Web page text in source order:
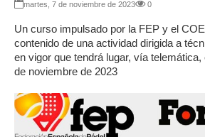
martes, 7 de noviembre de 2023 0
Un curso impulsado por la FEP y el
contenido de una actividad dirigida a
en vigor que tendrá lugar, vía
de noviembre de 2023